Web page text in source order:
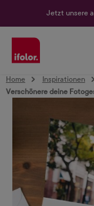
Jetzt unsere
Home
Inspirationen
Verschönere deine